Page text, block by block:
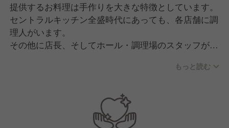
提供するお料理は手作りを大きな特徴としています。
セントラルキッチン全盛時代にあっても、各店舗に調
理人がいます。
その他に店長、そしてホール・調理場のスタッフがお
もっと読む